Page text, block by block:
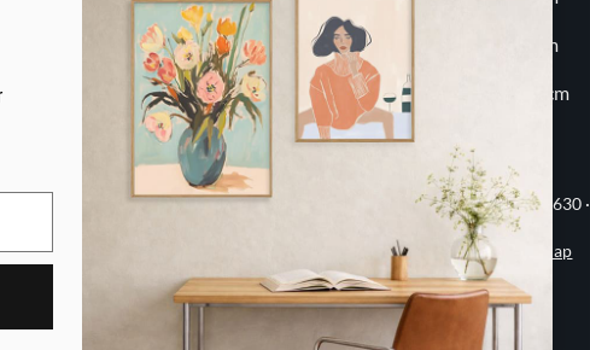
20x30 cm
30x30 cm
60x80 cm
70x100 cm
· Navervej 21 · 8382 Hinnerup · CVR 40736166 · (+45) 8844 1630 ·
Privatlivspolitik
Sitemap
© 2026 Printogrammer.dk